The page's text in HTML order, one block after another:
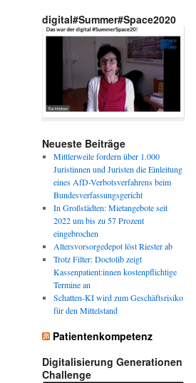
digital#Summer#Space2020
Neueste Beiträge
Mittlerweile fordern über 1.000
Juristinnen und Juristen die Einleitung
eines AfD-Verbotsverfahrens beim
Bundesverfassungsgericht
In Großstädten: Mietangebote seit
2022 um bis zu 57 Prozent
eingebrochen
Altersvorsorgedepot löst Riester ab
Trotz Filter: Doctolib zeigt
Kassenpatient:innen kostenpflichtige
Termine an
Schatten-KI wird zum Geschäftsrisiko
für den Mittelstand
Patientenkompetenz
Digitalisierung Generationen
Challenge